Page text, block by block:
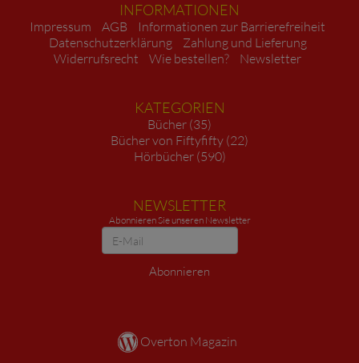
INFORMATIONEN
Impressum AGB
Informationen zur Barrierefreiheit
Datenschutzerklärung
Zahlung und Lieferung
Widerrufsrecht
Wie bestellen? Newsletter
KATEGORIEN
Bücher (35)
Bücher von Fiftyfifty (22)
Hörbücher (590)
NEWSLETTER
Abonnieren Sie unseren Newsletter
Newsletter
Abonnieren
Overton Magazin